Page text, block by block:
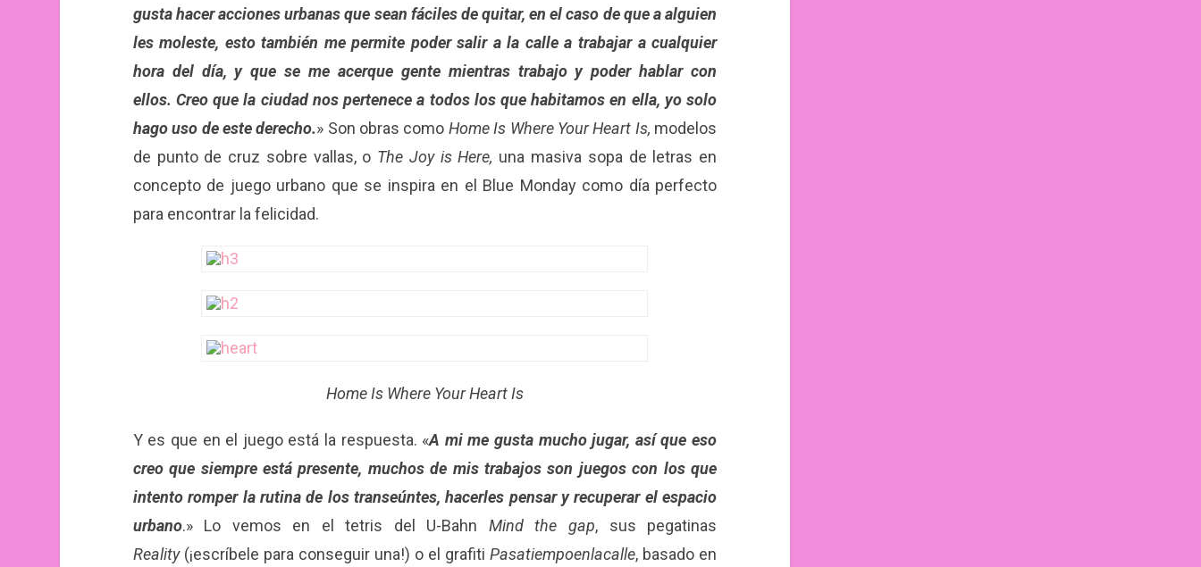
gusta hacer acciones urbanas que sean fáciles de quitar, en el caso de que a alguien
les moleste, esto también me permite poder salir a la calle a trabajar a cualquier
hora del día, y que se me acerque gente mientras trabajo y poder hablar con
ellos. Creo que la ciudad nos pertenece a todos los que habitamos en ella, yo solo
hago uso de este derecho.» Son obras como Home Is Where Your Heart Is, modelos
de punto de cruz sobre vallas, o The Joy is Here, una masiva sopa de letras en
concepto de juego urbano que se inspira en el Blue Monday como día perfecto
para encontrar la felicidad.
Home Is Where Your Heart Is
Y es que en el juego está la respuesta. «A mi me gusta mucho jugar, así que eso
creo que siempre está presente, muchos de mis trabajos son juegos con los que
intento romper la rutina de los transeúntes, hacerles pensar y recuperar el espacio
urbano.» Lo vemos en el tetris del U-Bahn Mind the gap, sus pegatinas
Reality(¡escríbele para conseguir una!) o el grafiti Pasatiempoenlacalle, basado en